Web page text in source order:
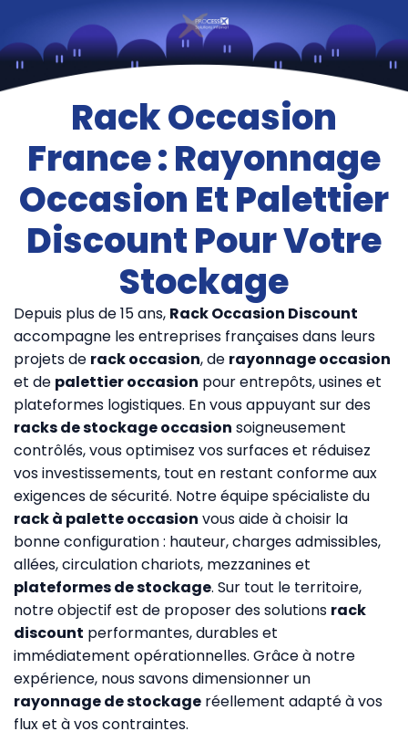
Rack Occasion
France : Rayonnage
Occasion Et Palettier
Discount Pour Votre
Stockage
Depuis plus de 15 ans, Rack Occasion Discount
accompagne les entreprises françaises dans leurs
projets de rack occasion, de rayonnage occasion
et de palettier occasion pour entrepôts, usines et
plateformes logistiques. En vous appuyant sur des
racks de stockage occasion soigneusement
contrôlés, vous optimisez vos surfaces et réduisez
vos investissements, tout en restant conforme aux
exigences de sécurité. Notre équipe spécialiste du
rack à palette occasion vous aide à choisir la
bonne configuration : hauteur, charges admissibles,
allées, circulation chariots, mezzanines et
plateformes de stockage. Sur tout le territoire,
notre objectif est de proposer des solutions rack
discount performantes, durables et
immédiatement opérationnelles. Grâce à notre
expérience, nous savons dimensionner un
rayonnage de stockage réellement adapté à vos
flux et à vos contraintes.